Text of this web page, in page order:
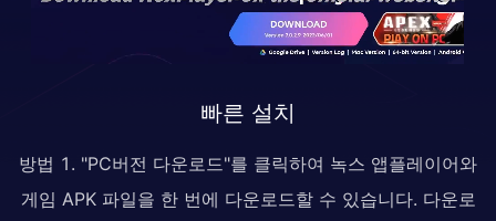
빠른 설치
방법 1. "PC버전 다운로드"를 클릭하여 녹스 앱플레이어와
게임 APK 파일을 한 번에 다운로드할 수 있습니다. 다운로